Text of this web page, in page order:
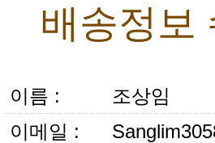
배송정보
이름 :
조상임
이메일 :